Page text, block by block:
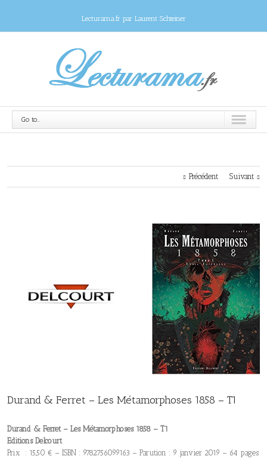
Lecturama.fr par Laurent Schteiner
Go to...
Précédent Suivant
Durand & Ferret – Les Métamorphoses 1858 – T1
Durand & Ferret – Les Métamorphoses 1858 – T1
Editions Delcourt
Prix : 15,50 € – ISBN : 9782756099163 – Parution : 9 janvier 2019 – 64 pages